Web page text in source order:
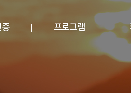
증 프로그램